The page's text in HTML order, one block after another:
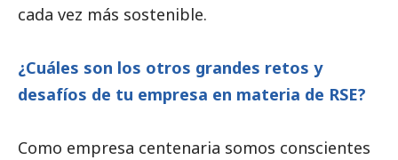
cada vez más sostenible.
¿Cuáles son los otros grandes retos y
desafíos de tu empresa en materia de RSE?
Como empresa centenaria somos conscientes